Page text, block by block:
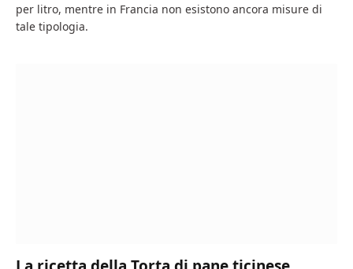
per litro, mentre in Francia non esistono ancora misure di
tale tipologia.